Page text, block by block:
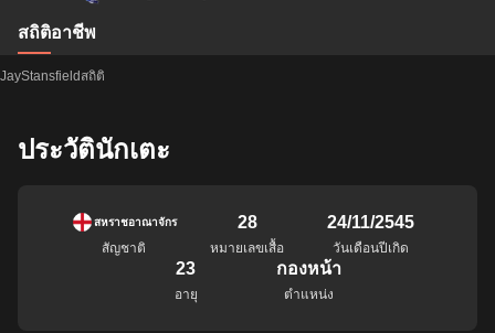
สถิติอาชีพ
JayStansfieldสถิติ
ประวัตินักเตะ
สหราชอาณาจักร
สัญชาติ
28
หมายเลขเสื้อ
24/11/2545
วันเดือนปีเกิด
23
อายุ
กองหน้า
ตำแหน่ง